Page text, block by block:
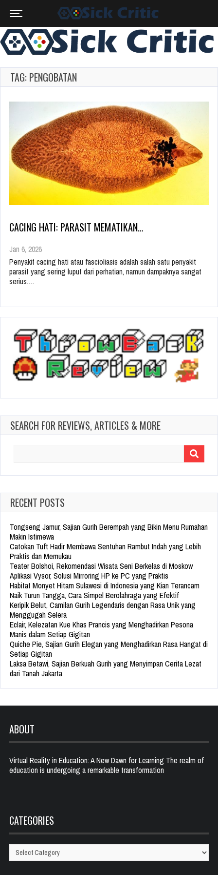
TAG: PENGOBATAN
CACING HATI: PARASIT MEMATIKAN…
Jan 6, 2026
Penyakit cacing hati atau fascioliasis adalah salah satu penyakit
parasit yang sering luput dari perhatian, namun dampaknya sangat
serius.…
SEARCH FOR REVIEWS, ARTICLES & MORE
RECENT POSTS
Tongseng Jamur, Sajian Gurih Berempah yang Bikin Menu Rumahan
Makin Istimewa
Catokan Tuft Hadir Membawa Sentuhan Rambut Indah yang Lebih
Praktis dan Memukau
Teater Bolshoi, Rekomendasi Wisata Seni Berkelas di Moskow
Aplikasi Vysor, Solusi Mirroring HP ke PC yang Praktis
Habitat Monyet Hitam Sulawesi di Indonesia yang Kian Terancam
Naik Turun Tangga, Cara Simpel Berolahraga yang Efektif
Keripik Belut, Camilan Gurih Legendaris dengan Rasa Unik yang
Menggugah Selera
Eclair, Kelezatan Kue Khas Prancis yang Menghadirkan Pesona
Manis dalam Setiap Gigitan
Quiche Pie, Sajian Gurih Elegan yang Menghadirkan Rasa Hangat di
Setiap Gigitan
Laksa Betawi, Sajian Berkuah Gurih yang Menyimpan Cerita Lezat
dari Tanah Jakarta
ABOUT
Virtual Reality in Education: A New Dawn for Learning The realm of
education is undergoing a remarkable transformation
CATEGORIES
Categories